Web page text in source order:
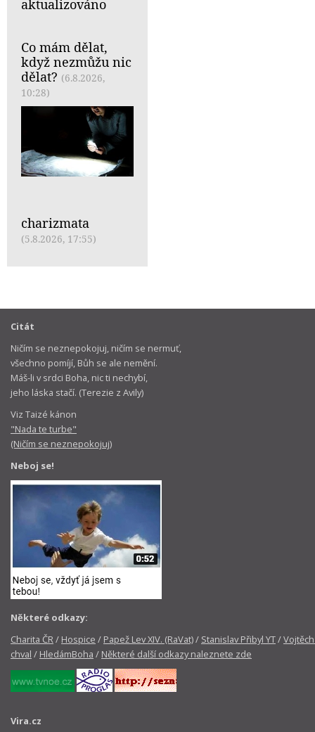
aktualizováno
Co mám dělat,
když nezmůžu nic
dělat? (6.8.2026,
10:28)
charizmata
(5.8.2026, 17:55)
Citát
Ničím se neznepokojuj, ničím se nermuť,
všechno pomíjí, Bůh se ale nemění.
Máš-li v srdci Boha, nic ti nechybí,
jeho láska stačí. (Terezie z Avily)
Viz Taizé kánon
"Nada te turbe"
(Ničím se neznepokojuj)
Neboj se!
Některé odkazy:
Charita ČR/ Hospice / Papež Lev XIV. (RaVat)/ Stanislav Přibyl YT/
chval / HledámBoha / Některé další odkazy naleznete zde
Vira.cz